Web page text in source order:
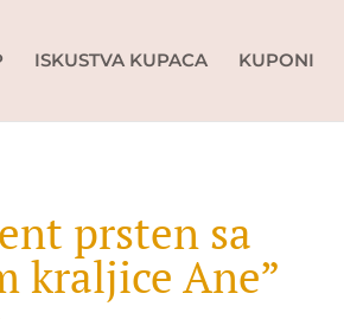
ISKUSTVA KUPACA KUPONI
prsten sa
kraljice Ane”